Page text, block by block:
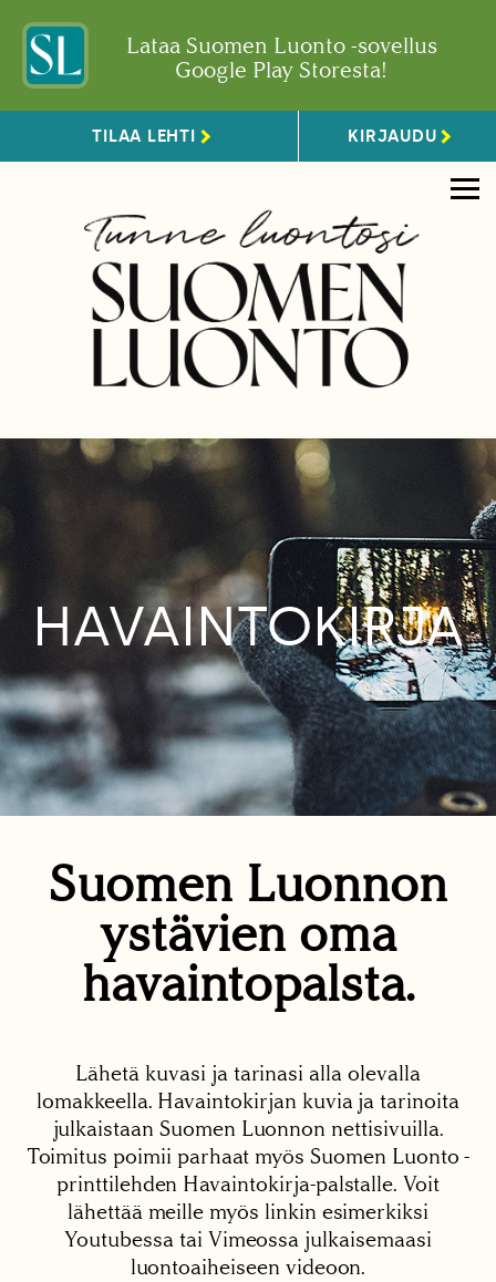
Lataa Suomen Luonto -sovellus
Google Play Storesta!
TILAA LEHTI KIRJAUDU
HAVAINTOKIRJA
Suomen Luonnon
ystävien oma
havaintopalsta.
Lähetä kuvasi ja tarinasi alla olevalla
lomakkeella. Havaintokirjan kuvia ja tarinoita
julkaistaan Suomen Luonnon nettisivuilla.
Toimitus poimii parhaat myös Suomen Luonto -
printtilehden Havaintokirja-palstalle. Voit
lähettää meille myös linkin esimerkiksi
Youtubessa tai Vimeossa julkaisemaasi
luontoaiheiseen videoon.